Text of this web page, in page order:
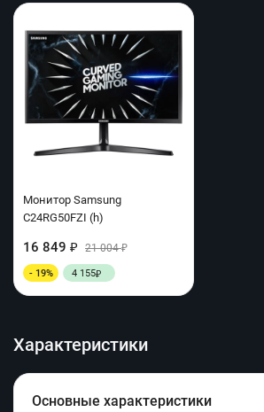
Монитор Samsung
C24RG50FZI (h)
16 849 ₽ 21 004₽
- 19% 4 155₽
Характеристики
Основные характеристики